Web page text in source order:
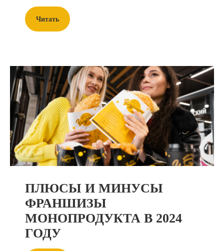
Читать
ПЛЮСЫ И МИНУСЫ
ФРАНШИЗЫ
МОНОПРОДУКТА В 2024
ГОДУ